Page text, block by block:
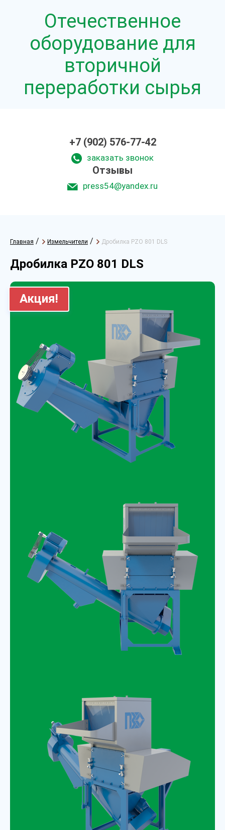
Отечественное
оборудование для
вторичной
переработки сырья
+7 (902) 576-77-42
заказать звонок
Отзывы
press54@yandex.ru
Главная / Измельчители / Дробилка PZO 801 DLS
Дробилка PZO 801 DLS
Акция!